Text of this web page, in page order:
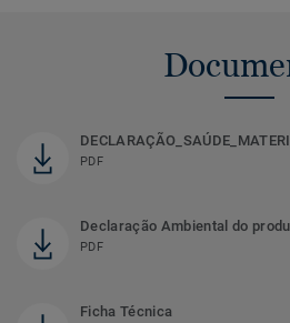
PDF
Declaração Ambiental do
PDF
Ficha Técnica